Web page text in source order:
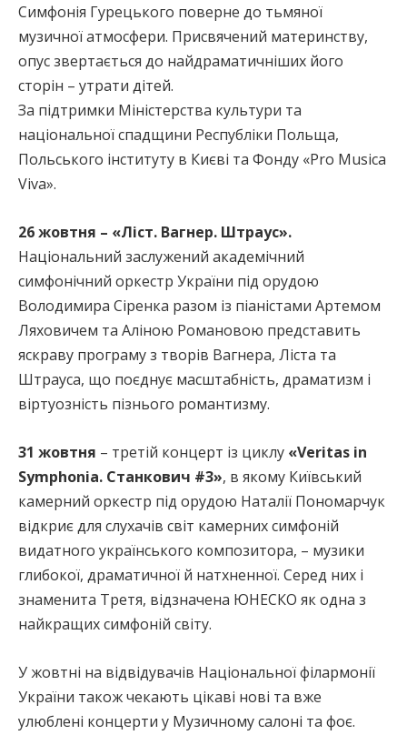
Симфонія Гурецького поверне до тьмяної
музичної атмосфери. Присвячений материнству,
опус звертається до найдраматичніших його
сторін – утрати дітей.
За підтримки Міністерства культури та
національної спадщини Республіки Польща,
Польського інституту в Києві та Фонду «Pro Musica
Viva».
26 жовтня – «Ліст. Вагнер. Штраус».
Національний заслужений академічний
симфонічний оркестр України під орудою
Володимира Сіренка разом із піаністами Артемом
Ляховичем та Аліною Романовою представить
яскраву програму з творів Вагнера, Ліста та
Штрауса, що поєднує масштабність, драматизм і
віртуозність пізнього романтизму.
31 жовтня – третій концерт із циклу «Veritas in
Symphonia. Станкович #3», в якому Київський
камерний оркестр під орудою Наталії Пономарчук
відкриє для слухачів світ камерних симфоній
видатного українського композитора, – музики
глибокої, драматичної й натхненної. Серед них і
знаменита Третя, відзначена ЮНЕСКО як одна з
найкращих симфоній світу.
У жовтні на відвідувачів Національної філармонії
України також чекають цікаві нові та вже
улюблені концерти у Музичному салоні та фоє.